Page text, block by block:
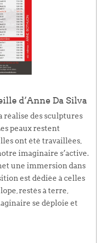
d’Anne Da Silva
réalise des sculptures
peaux restent
ont été travaillées,
imaginaire s’active.
une immersion dans
est dédiée à celles
restés à terre,
se déploie et